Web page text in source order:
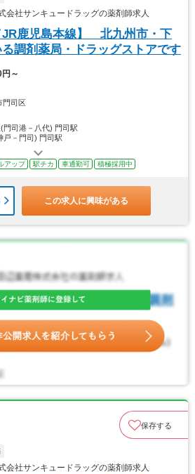
社サンキュードラッグの薬剤師求人
JR鹿児島本線】 北九州市・下
調剤薬局・ドラッグストアです
円～
門司区
(門司港－八代) 門司駅
戸－門司) 門司駅
アップ 駅チカ 車通勤可 積極採用中
この求人に興味がある
保存する
社サンキュードラッグの薬剤師求人